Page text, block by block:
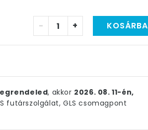
- + KOSÁRBA
, akkor 2026. 08. 11-én,
futárszolgálat, GLS csomagpont